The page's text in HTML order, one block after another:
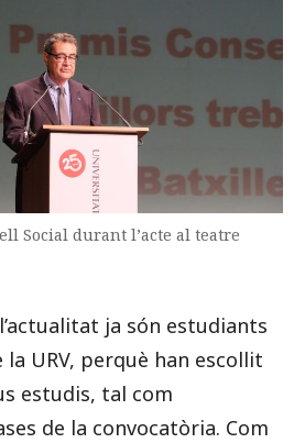
Social durant l’acte al teatre
ja són estudiants
URV, perquè han escollit
estudis, tal com
de la convocatòria. Com